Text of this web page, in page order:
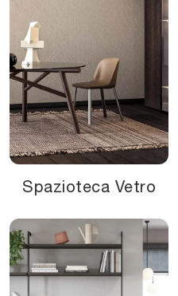
Spazioteca Vetro